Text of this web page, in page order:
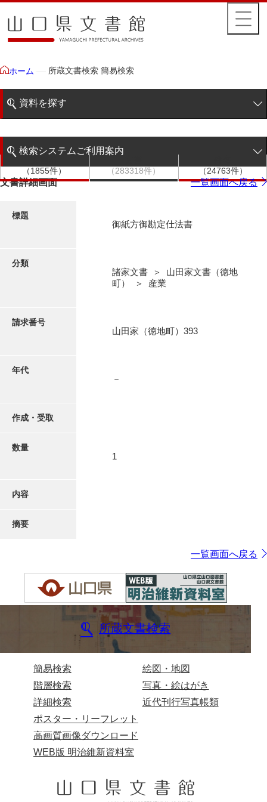
ホーム 所蔵文書検索 簡易検索
資料を探す
階層検索
写真・絵はがき
検索システムご利用案内
検索システムの利用について
（1855件）
（283318件）
（24763件）
文書詳細画面 一覧画面へ戻る
標題
御紙方御勘定仕法書
分類
諸家文書 ＞ 山田家文書（徳地
町） ＞ 産業
請求番号
山田家（徳地町）393
年代
－
作成・受取
数量
1
内容
摘要
一覧画面へ戻る
所蔵文書検索
簡易検索
階層検索
詳細検索
絵図・地図
写真・絵はがき
近代刊行写真帳類
ポスター・リーフレット
高画質画像ダウンロード
WEB版 明治維新資料室